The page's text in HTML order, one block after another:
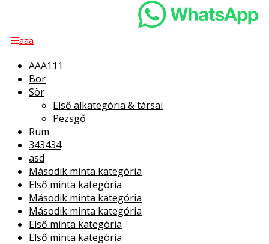
aaa
AAA111
Bor
Sör
Első alkategória & társai
Pezsgő
Rum
343434
asd
Második minta kategória
Első minta kategória
Második minta kategória
Második minta kategória
Első minta kategória
Első minta kategória